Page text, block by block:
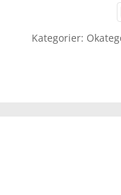
Kategorier: